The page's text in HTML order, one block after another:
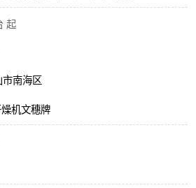
起
市南海区
机文穗牌